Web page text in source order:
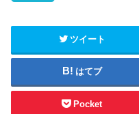
ツイート
はてブ
Pocket